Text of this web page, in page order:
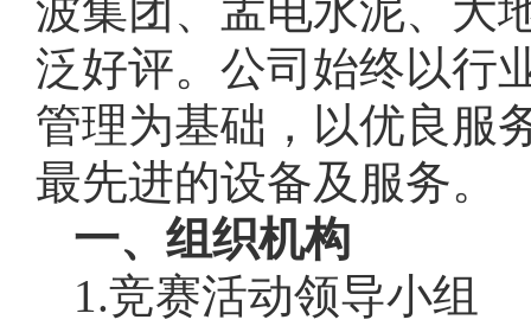
波集团、孟电水泥、大
泛好评。公司始终以行
管理为基础，以优良服
最先进的设备及服务。
一、组织机构
1.竞赛活动领导小组